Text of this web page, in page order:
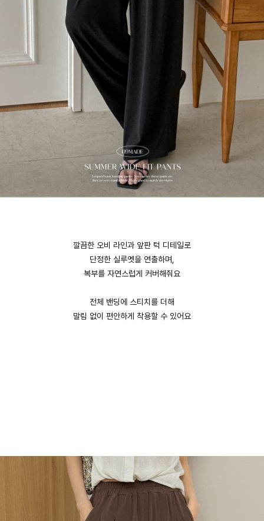
깔끔한 오비 라인과 앞판 턱 디테일로
단정한 실루엣을 연출하며,
복부를 자연스럽게 커버해줘요
전체 밴딩에 스티치를 더해
말림 없이 편안하게 착용할 수 있어요